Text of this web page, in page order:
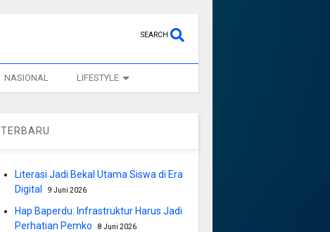
SEARCH
NASIONAL LIFESTYLE
TERBARU
Literasi Jadi Bekal Utama Siswa di Era
Digital
9 Juni 2026
Hap Baperdu: Infrastruktur Harus Jadi
Perhatian Pemko
8 Juni 2026